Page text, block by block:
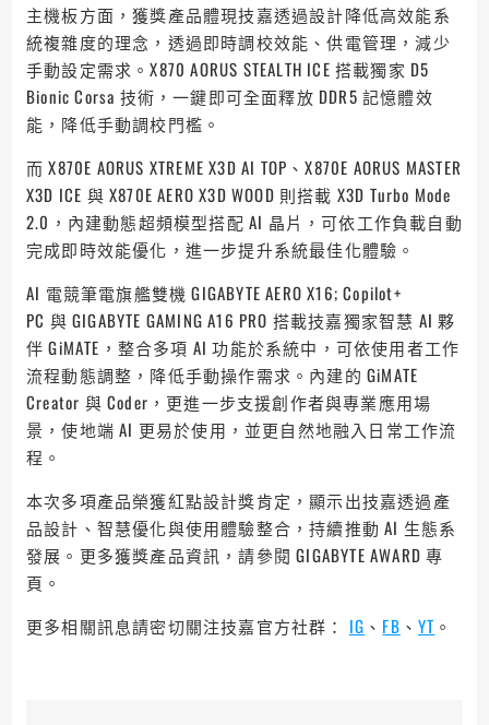
主機板方面，獲獎產品體現技嘉透過設計降低高效能系
統複雜度的理念，透過即時調校效能、供電管理，減少
手動設定需求。X870 AORUS STEALTH ICE 搭載獨家 D5
Bionic Corsa 技術，一鍵即可全面釋放 DDR5 記憶體效
能，降低手動調校門檻。
而 X870E AORUS XTREME X3D AI TOP、X870E AORUS MASTER
X3D ICE 與 X870E AERO X3D WOOD 則搭載 X3D Turbo Mode
2.0，內建動態超頻模型搭配 AI 晶片，可依工作負載自動
完成即時效能優化，進一步提升系統最佳化體驗。
AI 電競筆電旗艦雙機 GIGABYTE AERO X16; Copilot+
PC 與 GIGABYTE GAMING A16 PRO 搭載技嘉獨家智慧 AI 夥
伴 GiMATE，整合多項 AI 功能於系統中，可依使用者工作
流程動態調整，降低手動操作需求。內建的 GiMATE
Creator 與 Coder，更進一步支援創作者與專業應用場
景，使地端 AI 更易於使用，並更自然地融入日常工作流
程。
本次多項產品榮獲紅點設計獎肯定，顯示出技嘉透過產
品設計、智慧優化與使用體驗整合，持續推動 AI 生態系
發展。更多獲獎產品資訊，請參閱 GIGABYTE AWARD 專
頁。
更多相關訊息請密切關注技嘉官方社群： IG 、 FB 、YT 。